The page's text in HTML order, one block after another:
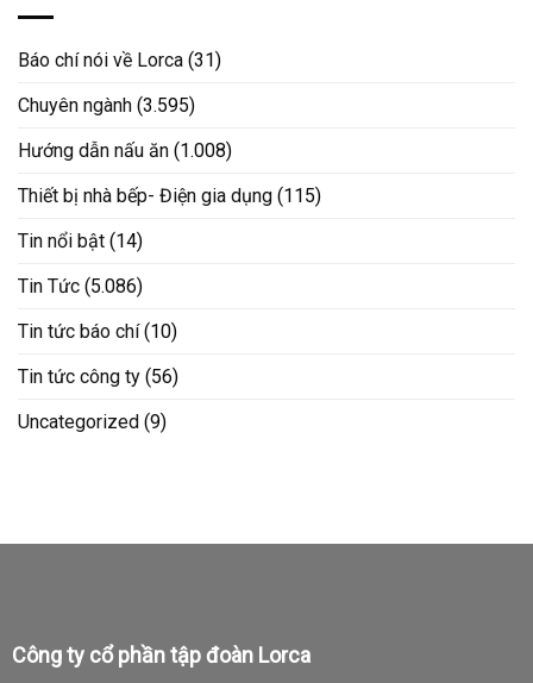
Báo chí nói về Lorca (31)
Chuyên ngành (3.595)
Hướng dẫn nấu ăn (1.008)
Thiết bị nhà bếp- Điện gia dụng (115)
Tin nổi bật (14)
Tin Tức (5.086)
Tin tức báo chí(10)
Tin tức công ty (56)
Uncategorized (9)
Công ty cổ phần tập đoàn Lorca